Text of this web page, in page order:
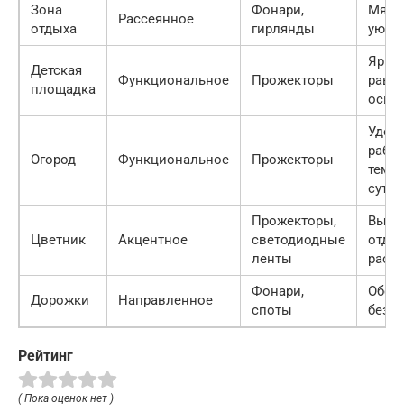
Зона
отдыха
Рассеянное
Фонари,
гирлянды
Детская
площадка
Функциональное Прожекторы
Огород Функциональное Прожекторы
суток
Цветник Акцентное
Прожекторы,
светодиодные
ленты
Дорожки Направленное
Фонари,
споты
Рейтинг
( Пока оценок нет )